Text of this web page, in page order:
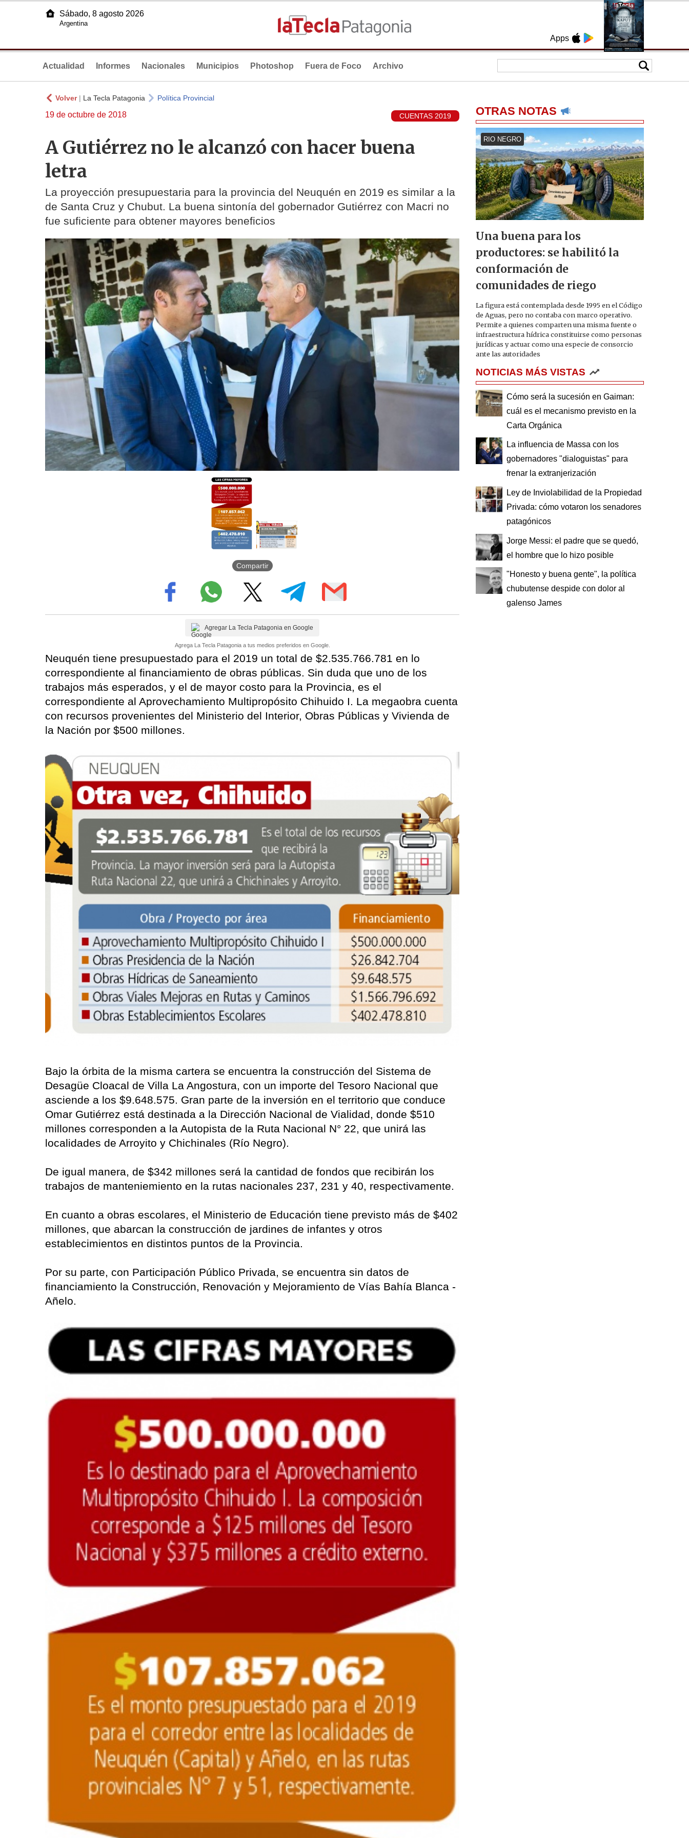
Apps
Sábado, 8 agosto 2026
Argentina
Actualidad Informes Nacionales Municipios Photoshop Fuera de Foco Archivo
Volver| La Tecla Patagonia Política Provincial
19 de octubre de 2018 CUENTAS 2019
A Gutiérrez no le alcanzó con hacer buena
letra
La proyección presupuestaria para la provincia del Neuquén en 2019 es similar a la
de Santa Cruz y Chubut. La buena sintonía del gobernador Gutiérrez con Macri no
fue suficiente para obtener mayores beneficios
Compartir
Agregar La Tecla Patagonia en Google
Agrega La Tecla Patagonia a tus medios preferidos en Google.
Neuquén tiene presupuestado para el 2019 un total de $2.535.766.781 en lo
correspondiente al financiamiento de obras públicas. Sin duda que uno de los
trabajos más esperados, y el de mayor costo para la Provincia, es el
correspondiente al Aprovechamiento Multipropósito Chihuido I. La megaobra cuenta
con recursos provenientes del Ministerio del Interior, Obras Públicas y Vivienda de
la Nación por $500 millones.
Bajo la órbita de la misma cartera se encuentra la construcción del Sistema de
Desagüe Cloacal de Villa La Angostura, con un importe del Tesoro Nacional que
asciende a los $9.648.575. Gran parte de la inversión en el territorio que conduce
Omar Gutiérrez está destinada a la Dirección Nacional de Vialidad, donde $510
millones corresponden a la Autopista de la Ruta Nacional N° 22, que unirá las
localidades de Arroyito y Chichinales (Río Negro).
De igual manera, de $342 millones será la cantidad de fondos que recibirán los
trabajos de manteniemiento en la rutas nacionales 237, 231 y 40, respectivamente.
En cuanto a obras escolares, el Ministerio de Educación tiene previsto más de $402
millones, que abarcan la construcción de jardines de infantes y otros
establecimientos en distintos puntos de la Provincia.
Por su parte, con Participación Público Privada, se encuentra sin datos de
financiamiento la Construcción, Renovación y Mejoramiento de Vías Bahía Blanca -
Añelo.
OTRAS NOTAS
RIO NEGRO
Una buena para los
productores: se habilitó la
conformación de
comunidades de riego
La figura está contemplada desde 1995 en el Código
de Aguas, pero no contaba con marco operativo.
Permite a quienes comparten una misma fuente o
infraestructura hídrica constituirse como personas
jurídicas y actuar como una especie de consorcio
ante las autoridades
NOTICIAS MÁS VISTAS
Cómo será la sucesión en Gaiman:
cuál es el mecanismo previsto en la
Carta Orgánica
La influencia de Massa con los
gobernadores "dialoguistas" para
frenar la extranjerización
Ley de Inviolabilidad de la Propiedad
Privada: cómo votaron los senadores
patagónicos
Jorge Messi: el padre que se quedó,
el hombre que lo hizo posible
"Honesto y buena gente", la política
chubutense despide con dolor al
galenso James